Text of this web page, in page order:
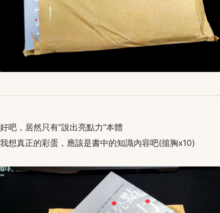
好吧，居然只有”說出亮點力”本體
我想真正的彩蛋，應該是書中的知識內容吧(搥胸x10)